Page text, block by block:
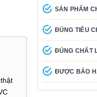
SẢN PHẨM
ĐÚNG TIÊU
ĐÚNG CHẤT
ĐƯỢC BẢO